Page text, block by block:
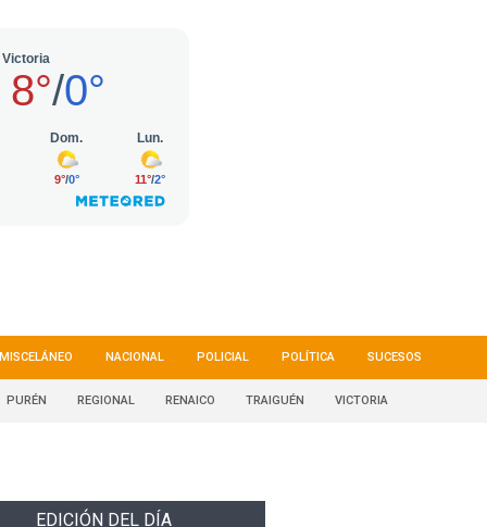
NACIONAL POLICIAL POLÍTICA SUCESOS
PURÉN REGIONAL RENAICO TRAIGUÉN VICTORIA
EDICIÓN DEL DÍA